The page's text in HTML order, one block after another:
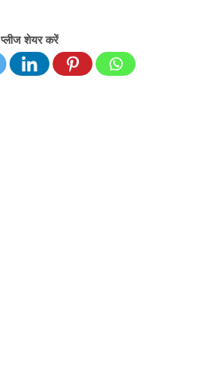
प्लीज शेयर करें